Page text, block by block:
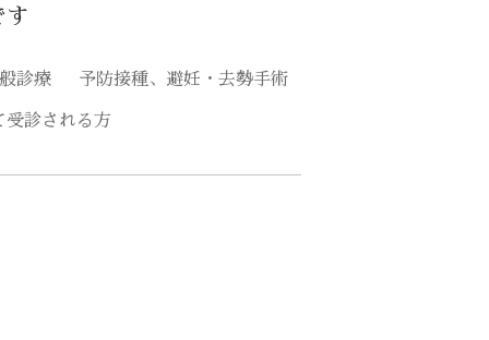
す
診療 予防接種、避妊・去勢手術
受診される方